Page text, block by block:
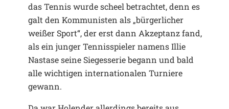
das Tennis wurde scheel betrachtet, denn es
galt den Kommunisten als „bürgerlicher
weißer Sport“, der erst dann Akzeptanz fand,
als ein junger Tennisspieler namens Illie
Nastase seine Siegesserie begann und bald
alle wichtigen internationalen Turniere
gewann.